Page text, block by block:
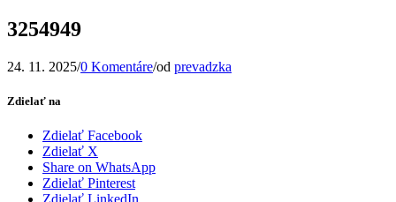
3254949
24. 11. 2025/0 Komentáre/od prevadzka
Zdielať na
Zdielať Facebook
Zdielať X
Share on WhatsApp
Zdielať Pinterest